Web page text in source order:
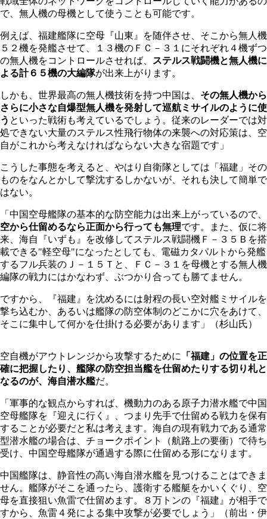
で、無人機の母機として使うことも可能です。
例えば、福建艦隊に空母『山東』を随伴させ、そこから無人機
５２機を発艦させて、１３機のＦＣ－３１にそれぞれ４機ずつ
の無人機をコントロールさせれば、
ステルス戦闘機と無人機に
よる計６５機の大編隊が出来上がります。
しかも、世界最高の無人機技術を持つ中国は、 その無人機から
さらに小さな自爆型無人機を発射して巡航ミサイルのように使
う といった戦術も考えているでしょう。従来のレーダーでは対
処できない大量のステルス性飛行物体の来襲への対応策は、空
自がこれから考えなければならない大きな宿題です」
こうした事態を考えると、やはり自衛隊としては「福建」その
ものをなんとかして撃沈するしかないが、それも決して簡単で
はない。
「中国空母艦隊の基本的な防空能力は出来上がっているので、
空から仕留めるなら正面から行っても無理です。また、仮に将
来、海自『いずも』を改修してステルス戦闘機Ｆ－３５Ｂを搭
載できる"軽空母"になったとしても、電磁カタパルトから発艦
するフル兵装のＪ－１５Ｔと、ＦＣ－３１を母機とする無人機
編隊の戦力にはかなわず、ぶつかり合っても勝てません。
ですから、『福建』を沈めるには射程の長い空対艦ミサイルを
撃ち込むか、あるいは艦隊の防空体制のどこかに穴をあけて、
そこに集中して何かを仕掛ける必要があります」（杉山氏）
空自機がアウトレンジから攻撃するために
「福建」の位置を正
確に把握したり、艦隊の防空担当艦を仕留めたりする切り札と
なるのが、海自潜水艦だ。
「軍事的な観点からすれば、機動力のある原子力潜水艦で中国
空母艦隊を『迎えに行く』、つまり先手で仕留める戦力を保有
することが必要だと私は考えます。海自の現有戦力である通常
型潜水艦の場合は、チョークポイント（航路上の要衝）で待ち
受け、中国空母艦隊が通過する際に仕留める形になります。
中国艦隊は、静音性の高い海自潜水艦を見つけることはできま
せん。艦隊がそこを通ったら、護衛する艦艇をかいくぐり、空
母を直接狙い魚雷で仕留めます。８万トンの『福建』が相手で
すから、魚雷４発による集中攻撃が必要でしょう」（前出・伊